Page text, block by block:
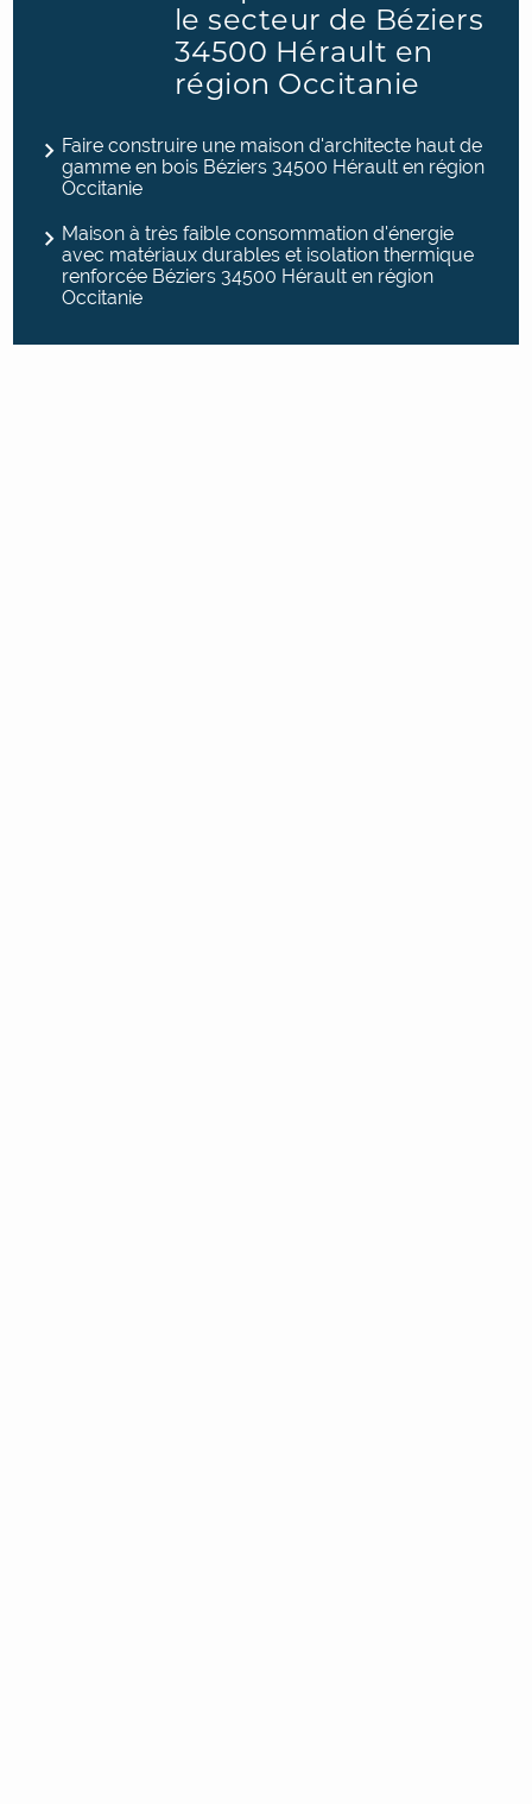
le secteur de Béziers
34500 Hérault en
région Occitanie
Faire construire une maison d'architecte haut de
gamme en bois Béziers 34500 Hérault en région
Occitanie
Maison à très faible consommation d'énergie
avec matériaux durables et isolation thermique
renforcée Béziers 34500 Hérault en région
Occitanie